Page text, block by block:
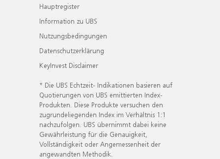
Hauptregister
Information zu UBS
Nutzungsbedingungen
Datenschutzerklärung
KeyInvest Disclaimer
* Die UBS Echtzeit- Indikationen basieren auf
Quotierungen von UBS emittierten Index-
Produkten. Diese Produkte versuchen den
zugrundeliegenden Index im Verhältnis 1:1
nachzufolgen. UBS übernimmt dabei keine
Gewährleistung für die Genauigkeit,
Vollständigkeit oder Angemessenheit der
angewandten Methodik.